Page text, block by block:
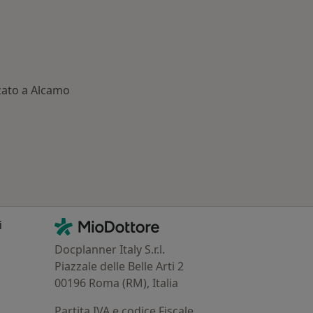
a Alcamo
Contatti
MioDottore - Homepage
Docplanner Italy S.r.l.
Piazzale delle Belle Arti 2
00196 Roma (RM), Italia